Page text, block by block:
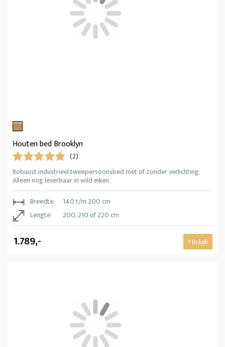
Houten bed Brooklyn
(2)
Robuust industrieel tweepersoonsbed met of zonder verlichting.
Alleen nog leverbaar in wild eiken.
Breedte:
140 t/m 200 cm
Lengte:
200, 210 of 220 cm
1.789,- Bekijk